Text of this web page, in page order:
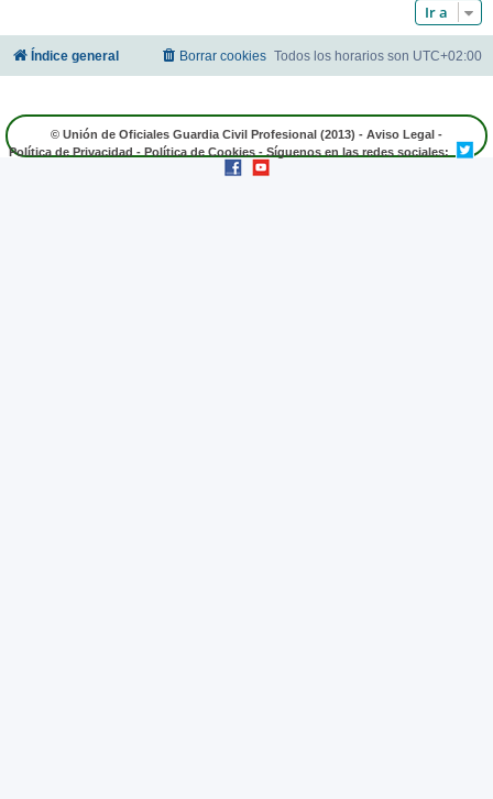
Ir a
Índice general Todos los horarios son UTC+02:00
Borrar cookies
© Unión de Oficiales Guardia Civil Profesional (2013) - Aviso Legal -
Política de Privacidad - Política de Cookies - Síguenos en las redes sociales: